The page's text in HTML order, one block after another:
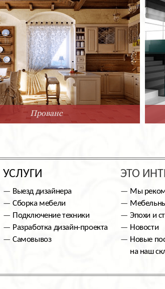
Прованс
УСЛУГИ
Выезд дизайнера
Сборка мебели
Подключение техники
Разработка дизайн-проекта
Самовывоз
ЭТО
Мы
Эпохи и
Новости
Новые
на наш